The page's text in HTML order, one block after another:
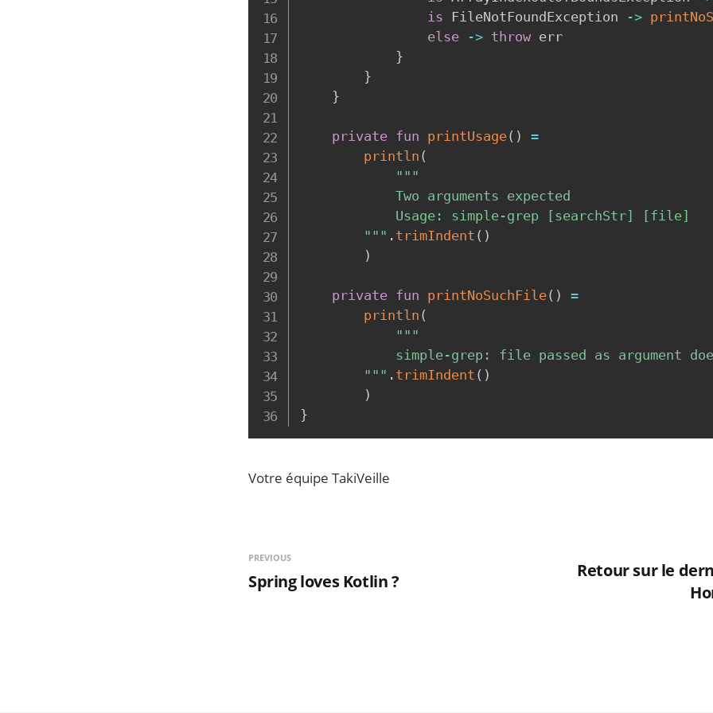
is FileNotFoundException ->
else
-> throw err
}
}
}
private fun printUsage( )
=
println (
"""
            Two arguments expected
            Usage: simple-grep [searchStr] [file]
        """
. trimIndent ( )
)
private fun printNoSuchFile( )
=
println (
"""
simple-grep: file passed as argument
        """
. trimIndent ( )
)
}
Votre équipe TakiVeille
PREVIOUS
Spring loves Kotlin ?
Retour sur le